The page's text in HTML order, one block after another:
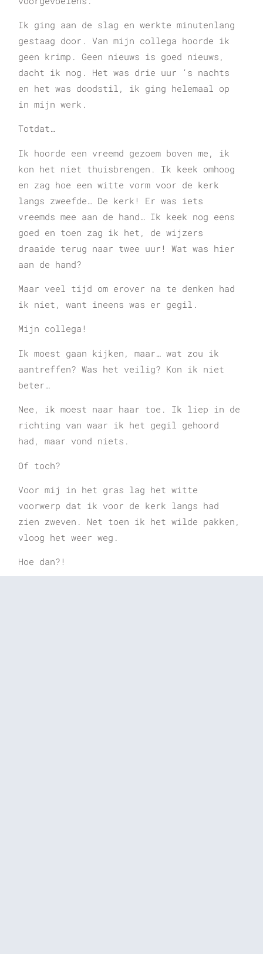
Ik ging aan de slag en werkte minutenlang
gestaag door. Van mijn collega hoorde ik
geen krimp. Geen nieuws is goed nieuws,
dacht ik nog. Het was drie uur ‘s nachts
en het was doodstil, ik ging helemaal op
in mijn werk.
Totdat…
Ik hoorde een vreemd gezoem boven me, ik
kon het niet thuisbrengen. Ik keek omhoog
en zag hoe een witte vorm voor de kerk
langs zweefde… De kerk! Er was iets
vreemds mee aan de hand… Ik keek nog eens
goed en toen zag ik het, de wijzers
draaide terug naar twee uur! Wat was hier
aan de hand?
Maar veel tijd om erover na te denken had
ik niet, want ineens was er gegil.
Mijn collega!
Ik moest gaan kijken, maar… wat zou ik
aantreffen? Was het veilig? Kon ik niet
beter…
Nee, ik moest naar haar toe. Ik liep in de
richting van waar ik het gegil gehoord
had, maar vond niets.
Of toch?
Voor mij in het gras lag het witte
voorwerp dat ik voor de kerk langs had
zien zweven. Net toen ik het wilde pakken,
vloog het weer weg.
Hoe dan?!